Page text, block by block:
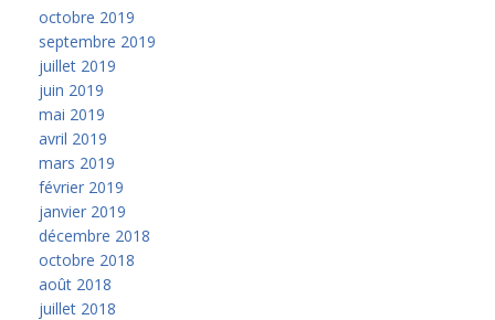
octobre 2019
septembre 2019
juillet 2019
juin 2019
mai 2019
avril 2019
mars 2019
février 2019
janvier 2019
décembre 2018
octobre 2018
août 2018
juillet 2018